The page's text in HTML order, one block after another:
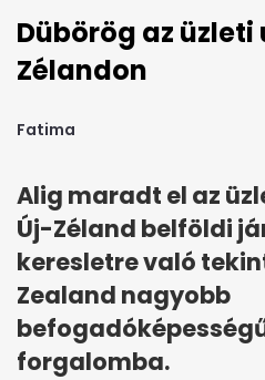
Dübörög az üzleti
Zélandon
Fatima
Alig maradt el az
Új-Zéland belföldi
keresletre való
Zealand nagyobb
forgalomba.